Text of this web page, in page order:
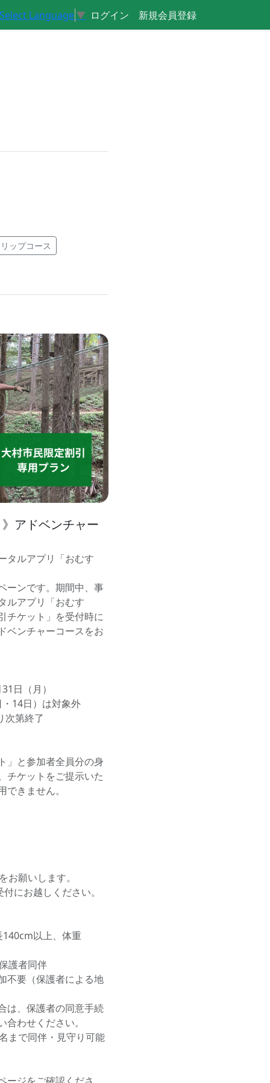
Select Language▼ ログイン 新規会員登録
ップコース
アドベンチャー
タルアプリ「おむす
ーンです。期間中、事
ルアプリ「おむす
チケット」を受付時に
ベンチャーコースをお
日（月）
14日）は対象外
次第終了
」と参加者全員分の身
チケットをご提示いた
きません。
お願いします。
にお越しください。
以上、体重
護者同伴
不要（保護者による地
は、保護者の同意手続
わせください。
まで同伴・見守り可能